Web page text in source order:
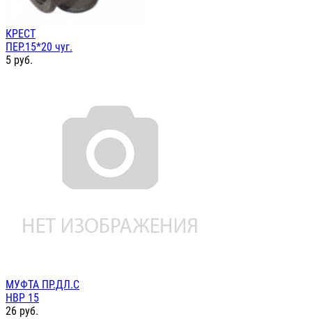
КРЕСТ
ПЕР.15*20 чуг.
5 руб.
МУФТА ПР.ДЛ.С
НВР 15
26 руб.